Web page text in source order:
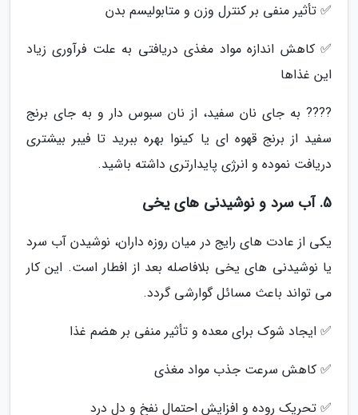
✅ تأثیر منفی بر کنترل وزن و متابولیسم بدن
✅ کاهش اندازه مواد مغذی دریافتی به علت فرآوری زیاد
این غذاها
???? به جای نان سفید، از نان سبوس دار و به جای برنج
سفید از برنج قهوه ای یا کینوا بهره ببرید تا فیبر بیشتری
دریافت نموده و انرژی پایدارتری داشته باشید.
5. آب سرد و نوشیدنی های یخی
یکی از عادت های رایج در میان روزه داران، نوشیدن آب سرد
یا نوشیدنی های یخی بلافاصله بعد از افطار است. این کار
می تواند باعث مسائل گوارشی گردد.
✅ ایجاد شوک برای معده و تأثیر منفی بر هضم غذا
✅ کاهش سرعت جذب مواد مغذی
✅ تحریک روده و افزایش احتمال نفخ و دل درد